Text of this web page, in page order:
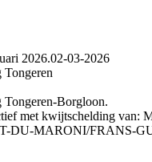
2026.02-03-2026
Tongeren
Tongeren-Borgloon.
met kwijtschelding
DU-MARONI/FRANS-